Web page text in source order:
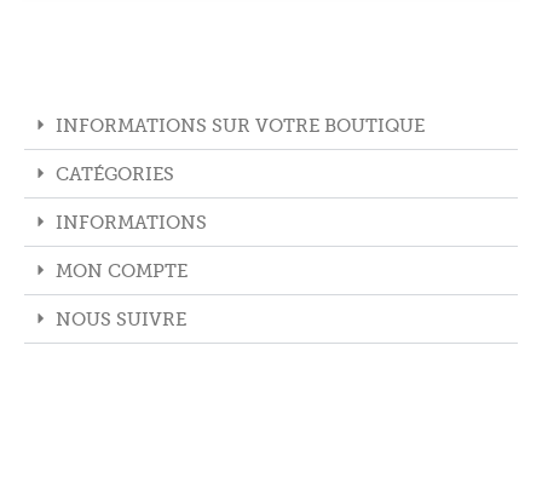
INFORMATIONS SUR VOTRE BOUTIQUE
CATÉGORIES
INFORMATIONS
MON COMPTE
NOUS SUIVRE